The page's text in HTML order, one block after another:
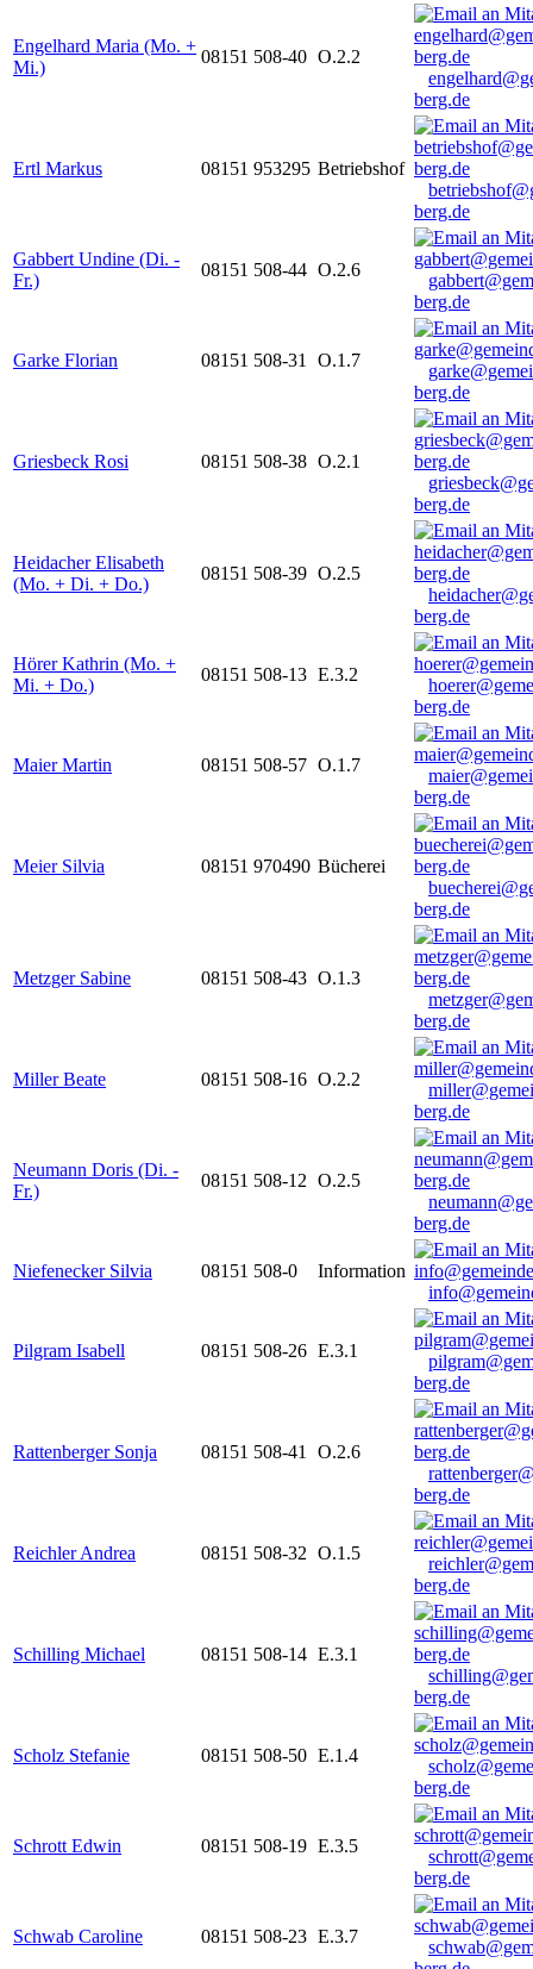
Engelhard Maria (Mo. +
Mi.)
08151 508-40 O.2.2
berg.de
Ertl Markus 08151 953295 Betriebshof
berg.de
Gabbert Undine (Di. -
Fr.)
08151 508-44 O.2.6
berg.de
Garke Florian 08151 508-31 O.1.7
berg.de
Griesbeck Rosi 08151 508-38 O.2.1
berg.de
Heidacher Elisabeth
(Mo. + Di. + Do.)
08151 508-39 O.2.5
berg.de
Hörer Kathrin (Mo. +
Mi. + Do.)
08151 508-13 E.3.2
berg.de
Maier Martin 08151 508-57 O.1.7
berg.de
Meier Silvia 08151 970490 Bücherei
berg.de
Metzger Sabine 08151 508-43 O.1.3
berg.de
Miller Beate 08151 508-16 O.2.2
berg.de
Neumann Doris (Di. -
Fr.)
08151 508-12 O.2.5
berg.de
Niefenecker Silvia 08151 508-0
Information
Pilgram Isabell 08151 508-26 E.3.1
berg.de
Rattenberger Sonja 08151 508-41
O.2.6
berg.de
Reichler Andrea 08151 508-32 O.1.5
berg.de
Schilling Michael 08151 508-14 E.3.1
berg.de
Scholz Stefanie 08151 508-50 E.1.4
berg.de
Schrott Edwin 08151 508-19 E.3.5
berg.de
Schwab Caroline 08151 508-23 E.3.7